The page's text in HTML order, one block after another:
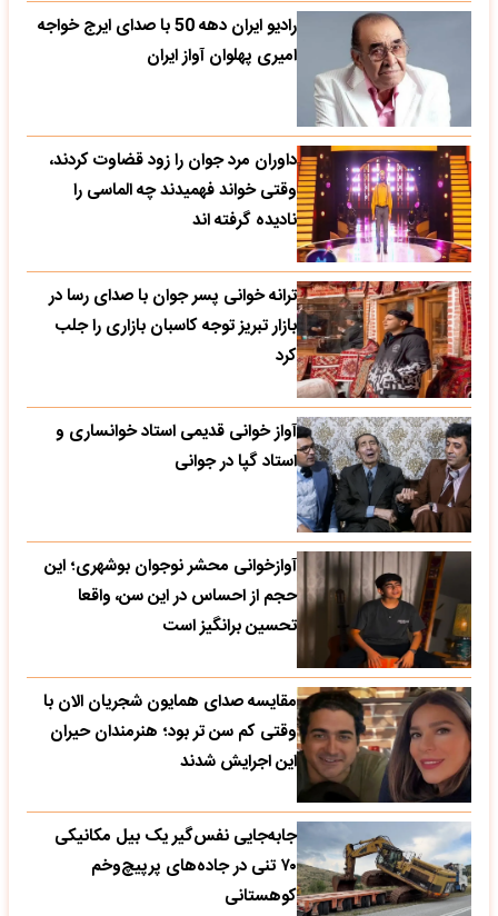
رادیو ایران دهه 50 با صدای ایرج خواجه
امیری پهلوان آواز ایران
داوران مرد جوان را زود قضاوت کردند،
وقتی خواند فهمیدند چه الماسی را
نادیده گرفته اند
ترانه خوانی پسر جوان با صدای رسا در
بازار تبریز توجه کاسبان بازاری را جلب
کرد
آواز خوانی قدیمی استاد خوانساری و
استاد گپا در جوانی
آوازخوانی محشر نوجوان بوشهری؛ این
حجم از احساس در این سن، واقعا
تحسین‌ برانگیز است
مقایسه صدای همایون شجریان الان با
وقتی کم سن تر بود؛ هنرمندان حیران
این اجرایش شدند
جابه‌جایی نفس‌گیر یک بیل مکانیکی
۷۰ تنی در جاده‌های پرپیچ‌وخم
کوهستانی